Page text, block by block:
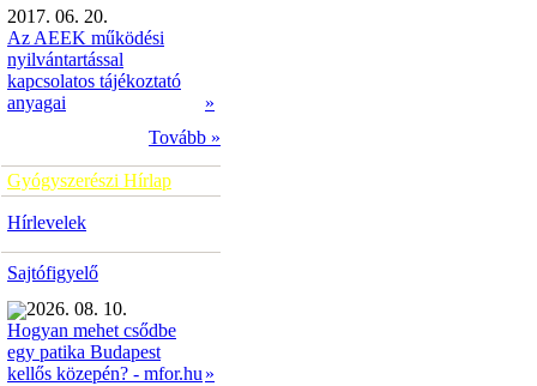
2017. 06. 20.
Az AEEK működési
nyilvántartással
kapcsolatos tájékoztató
anyagai
»
Tovább »
Gyógyszerészi Hírlap
Hírlevelek
Sajtófigyelő
2026. 08. 10.
Hogyan mehet csődbe
egy patika Budapest
kellős közepén? - mfor.hu »